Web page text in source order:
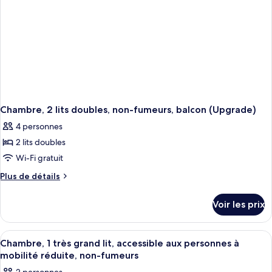
Chambre, 2 lits doubles, non-fumeurs, balcon (Upgrade)
4 personnes
2 lits doubles
Wi-Fi gratuit
Plus de détails
Plus
le
type
de
chambre
Voir les prix
Afficher
toutes
les
Une chambre d’hôtel équipée d’un
4
Chambre, 1 très grand lit, accessible aux personnes à
mobilité réduite, non-fumeurs